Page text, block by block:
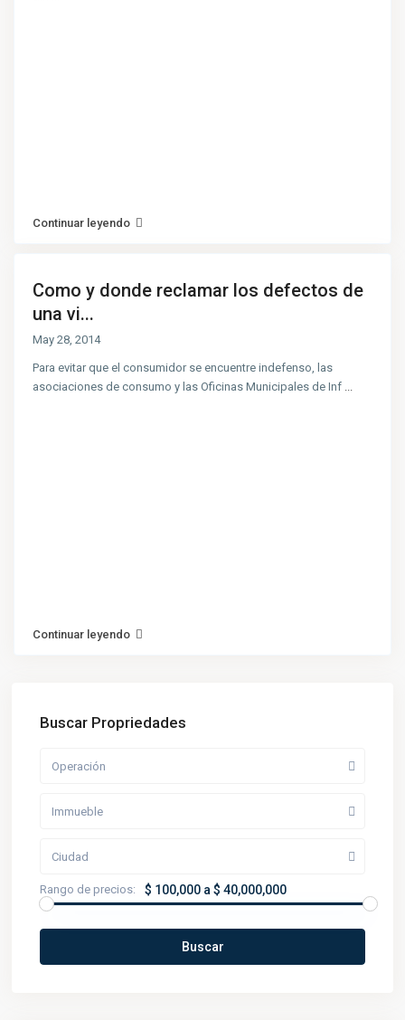
Continuar leyendo
Como y donde reclamar los defectos de
una vi...
May 28, 2014
Para evitar que el consumidor se encuentre indefenso, las
asociaciones de consumo y las Oficinas Municipales de Inf ...
Continuar leyendo
Buscar Propriedades
Operación
Immueble
Ciudad
Rango de precios: $ 100,000 a $ 40,000,000
Buscar